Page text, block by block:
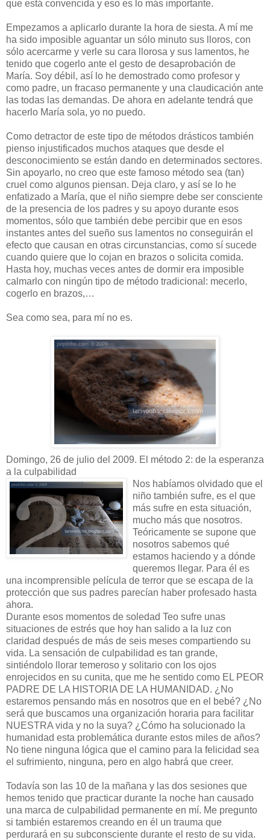
que está convencida y eso es lo más importante.
Empezamos a aplicarlo durante la hora de siesta. A mí me
ha sido imposible aguantar un sólo minuto sus lloros, con
sólo acercarme y verle su cara llorosa y sus lamentos, he
tenido que cogerlo ante el gesto de desaprobación de
María. Soy débil, así lo he demostrado como profesor y
como padre, un fracaso permanente y una claudicación ante
las todas las demandas. De ahora en adelante tendrá que
hacerlo María sola, yo no puedo.
Como detractor de este tipo de métodos drásticos también
pienso injustificados muchos ataques que desde el
desconocimiento se están dando en determinados sectores.
Sin apoyarlo, no creo que este famoso método sea (tan)
cruel como algunos piensan. Deja claro, y así se lo he
enfatizado a María, que el niño siempre debe ser consciente
de la presencia de los padres y su apoyo durante esos
momentos, sólo que también debe percibir que en esos
instantes antes del sueño sus lamentos no conseguirán el
efecto que causan en otras circunstancias, como sí sucede
cuando quiere que lo cojan en brazos o solicita comida.
Hasta hoy, muchas veces antes de dormir era imposible
calmarlo con ningún tipo de método tradicional: mecerlo,
cogerlo en brazos,…
Sea como sea, para mí no es.
Domingo, 26 de julio del 2009. El método 2: de la esperanza
a la culpabilidad
Nos habíamos olvidado que el
niño también sufre, es el que
más sufre en esta situación,
mucho más que nosotros.
Teóricamente se supone que
nosotros sabemos qué
estamos haciendo y a dónde
queremos llegar. Para él es
una incomprensible película de terror que se escapa de la
protección que sus padres parecían haber profesado hasta
ahora.
Durante esos momentos de soledad Teo sufre unas
situaciones de estrés que hoy han salido a la luz con
claridad después de más de seis meses compartiendo su
vida. La sensación de culpabilidad es tan grande,
sintiéndolo llorar temeroso y solitario con los ojos
enrojecidos en su cunita, que me he sentido como EL PEOR
PADRE DE LA HISTORIA DE LA HUMANIDAD. ¿No
estaremos pensando más en nosotros que en el bebé? ¿No
será que buscamos una organización horaria para facilitar
NUESTRA vida y no la suya? ¿Cómo ha solucionado la
humanidad esta problemática durante estos miles de años?
No tiene ninguna lógica que el camino para la felicidad sea
el sufrimiento, ninguna, pero en algo habrá que creer.
Todavía son las 10 de la mañana y las dos sesiones que
hemos tenido que practicar durante la noche han causado
una marca de culpabilidad permanente en mí. Me pregunto
si también estaremos creando en él un trauma que
perdurará en su subconsciente durante el resto de su vida.